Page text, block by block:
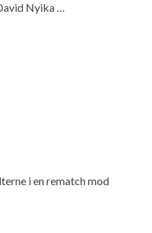
Nyika …
i en rematch mod